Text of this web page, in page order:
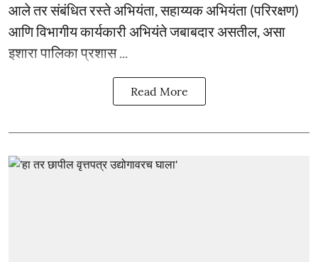
आले तर संबंधित रस्ते अभियंता, सहाय्यक अभियंता (परिरक्षण)
आणि विभागीय कार्यकारी अभियंते जबाबदार असतील, असा
इशारा पालिका प्रशास ...
Read More